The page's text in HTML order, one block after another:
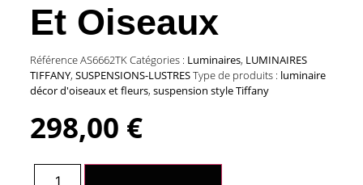
Et Oiseaux
RéférenceAS6662TKCatégories : Luminaires, LUMINAIRES
TIFFANY,SUSPENSIONS-LUSTRESType de produits : luminaire
décor d'oiseaux et fleurs,suspension style Tiffany
298,00 €
quantité